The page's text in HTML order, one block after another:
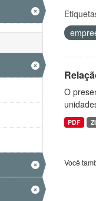
O
PDF
Você